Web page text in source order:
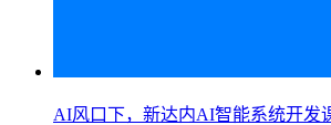
AI风口下，新达内AI智能系统开发